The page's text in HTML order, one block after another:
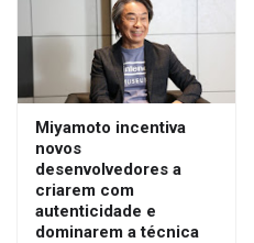
Miyamoto incentiva
novos
desenvolvedores a
criarem com
autenticidade e
dominarem a técnica